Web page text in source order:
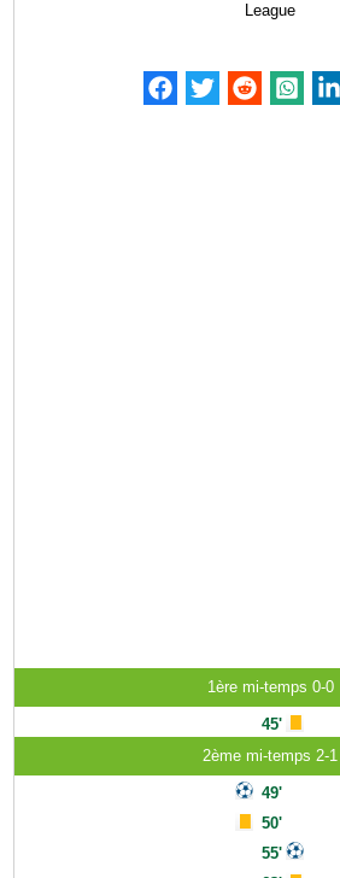
League
1ère mi-temps 0-0
45'
2ème mi-temps 2-1
49'
50'
55'